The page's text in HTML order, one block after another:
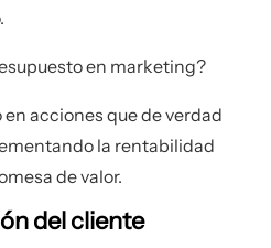
en marketing?
acciones que de verdad
la rentabilidad
de valor.
del cliente